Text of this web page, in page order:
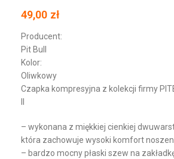
49,00 zł
Producent:
Pit Bull
Kolor:
Oliwkowy
Czapka kompresyjna z kolekcji firmy
– wykonana z miękkiej cienkiej
która zachowuje wysoki komfort
– bardzo mocny płaski szew na